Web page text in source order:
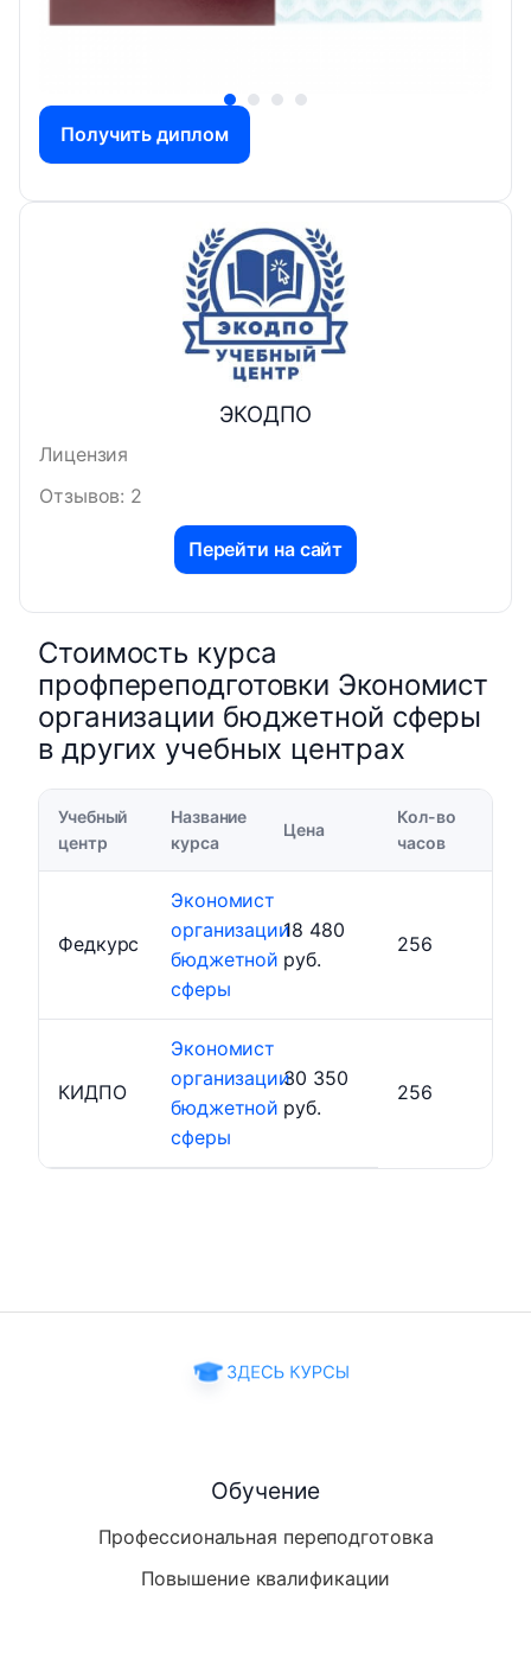
Получить диплом
ЭКОДПО
Лицензия
Отзывов: 2
Перейти на сайт
Стоимость курса
профпереподготовки Экономист
организации бюджетной сферы
в других учебных центрах
Учебный
центр
Название
курса
Цена
Кол-во
часов
Федкурс
Экономист
организации
бюджетной
сферы
18 480
руб.
256
КИДПО
Экономист
организации
бюджетной
сферы
30 350
руб.
256
Обучение
Профессиональная переподготовка
Повышение квалификации